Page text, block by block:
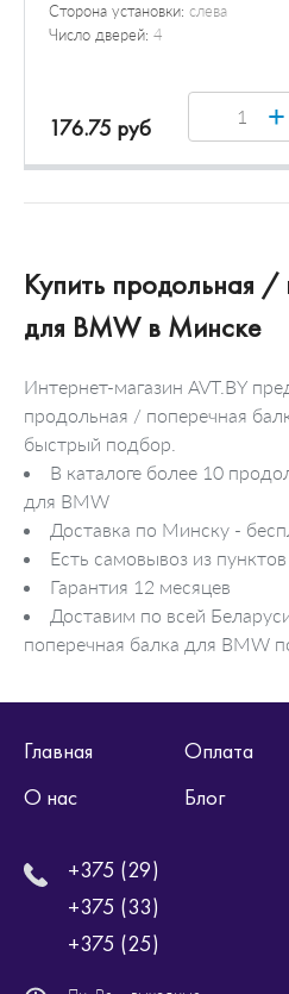
Сторона установки: слева
Число дверей: 4
176.75 руб +
Купить продольная /
для BMW в Минске
Интернет-магазин AVT.BY
продольная / поперечная
быстрый подбор.
В каталоге более 10
для BMW
Доставка по Минску -
Есть самовывоз из
Гарантия 12 месяцев
Доставим по всей
поперечная балка для BMW
Главная Оплата
О нас
Блог
+375 (29)
+375 (33)
+375 (25)